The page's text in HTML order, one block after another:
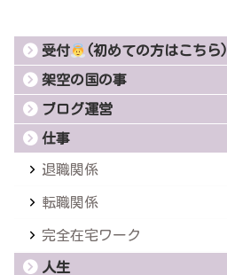
受付 (初めての方はこちら)
架空の国の事
ブログ運営
仕事
退職関係
転職関係
完全在宅ワーク
人生